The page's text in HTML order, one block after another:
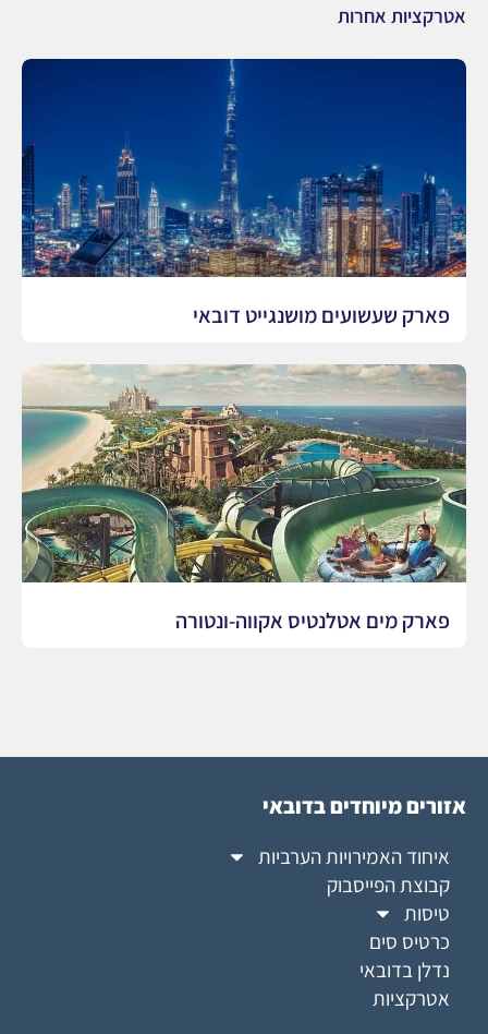
אטרקציות אחרות
פארק שעשועים מושנגייט דובאי
פארק מים אטלנטיס אקווה-ונטורה
אזורים מיוחדים בדובאי
איחוד האמירויות הערביות
קבוצת הפייסבוק
טיסות
כרטיס סים
נדלן בדובאי
אטרקציות